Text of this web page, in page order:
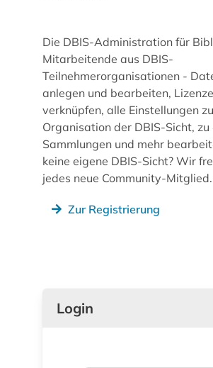
Die DBIS-Administration für
Mitarbeitende aus DBIS-
Teilnehmerorganisationen -
anlegen und bearbeiten,
verknüpfen, alle Einstellungen
Organisation der DBIS-Sicht, zu
Sammlungen und mehr
keine eigene DBIS-Sicht? Wir
jedes neue Community-Mitglied.
Zur Registrierung
Login